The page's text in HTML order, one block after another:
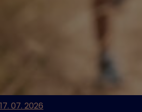
17. 07. 2026